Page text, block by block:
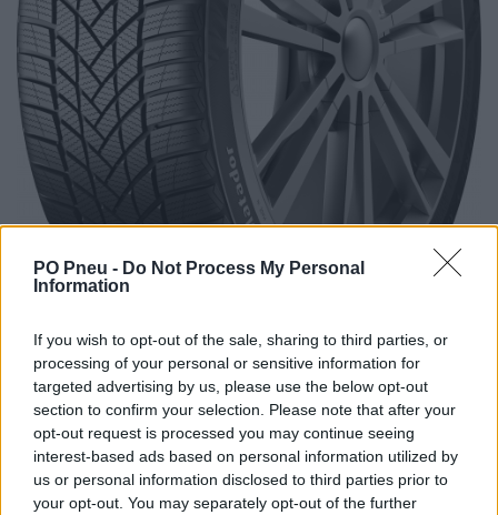
PO Pneu - Do Not Process My Personal
Information
If you wish to opt-out of the sale, sharing to third parties, or
processing of your personal or sensitive information for
targeted advertising by us, please use the below opt-out
section to confirm your selection. Please note that after your
opt-out request is processed you may continue seeing
interest-based ads based on personal information utilized by
us or personal information disclosed to third parties prior to
your opt-out. You may separately opt-out of the further
94,54 € 154,98 €
Tovar je skladom a ihneď dostupný k odberu.